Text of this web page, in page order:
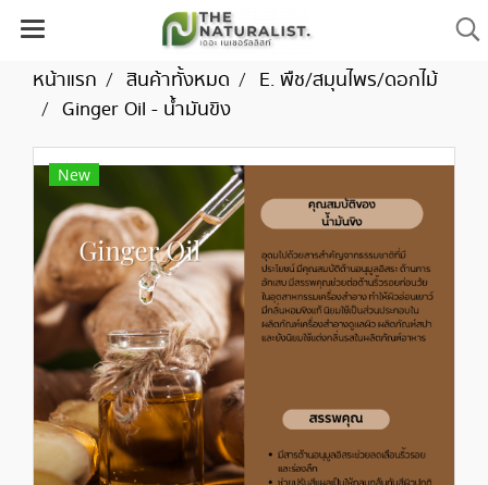
หน้าแรก สินค้าทั้งหมด
E. พืช/สมุนไพร/ดอกไม้
Ginger Oil - น้ำมันขิง
New